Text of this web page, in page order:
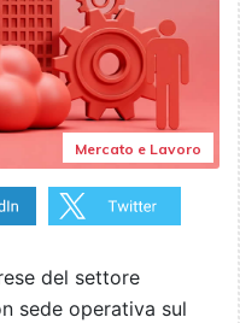
Mercato e Lavoro
del settore
sede operativa sul